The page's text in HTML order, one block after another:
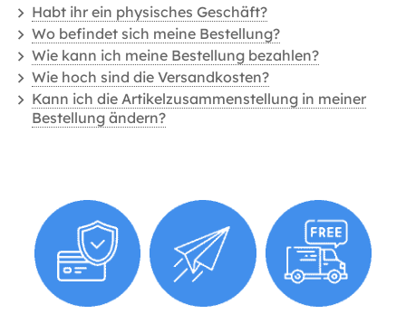
Habt ihr ein physisches Geschäft?
Wo befindet sich meine Bestellung?
Wie kann ich meine Bestellung bezahlen?
Wie hoch sind die Versandkosten?
Kann ich die Artikelzusammenstellung in meiner
Bestellung ändern?